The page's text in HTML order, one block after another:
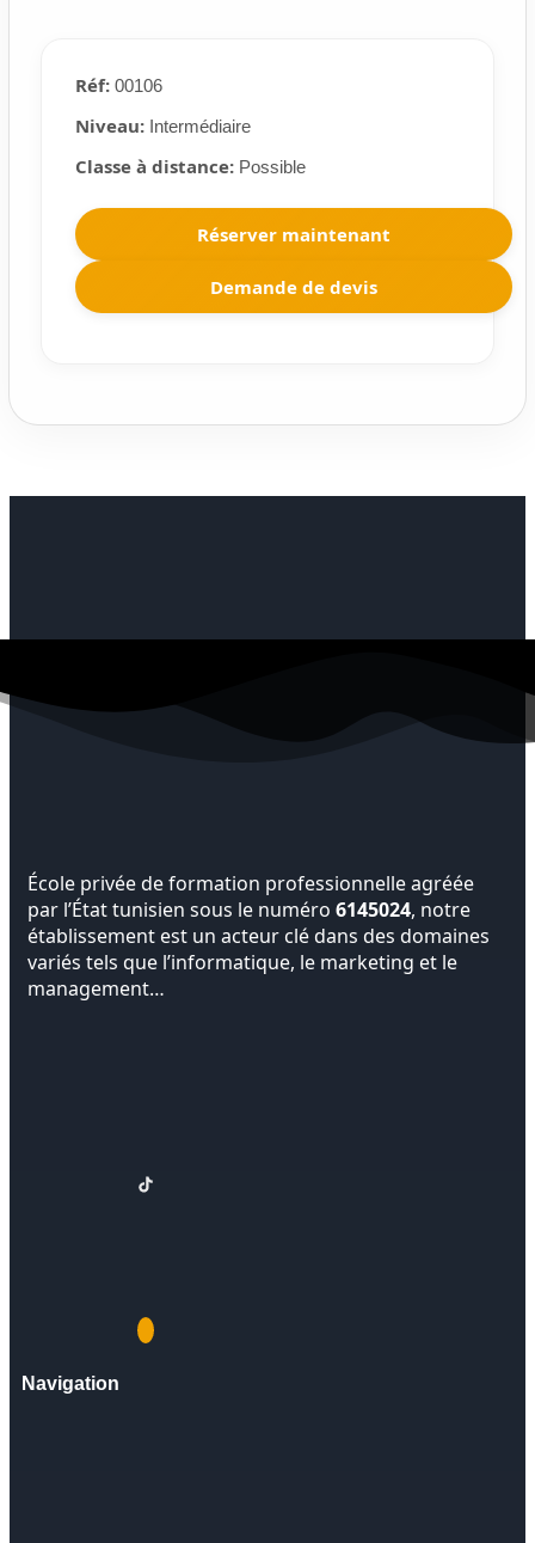
Réf:00106
Niveau:Intermédiaire
Classe à distance:Possible
Réserver maintenant
Demande de devis
École privée de formation professionnelle agréée
par l’État tunisien sous le numéro 6145024, notre
établissement est un acteur clé dans des domaines
variés tels que l’informatique, le marketing et le
management…
Navigation